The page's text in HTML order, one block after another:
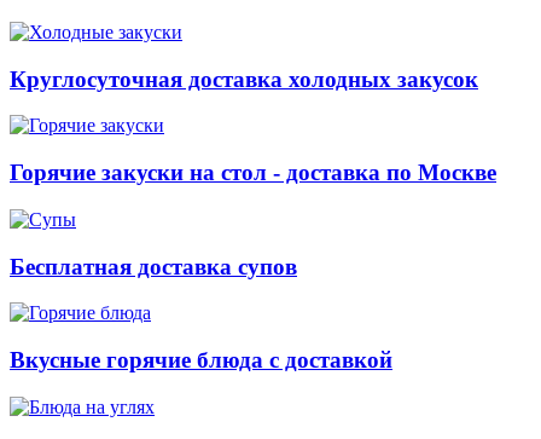
Круглосуточная доставка холодных закусок
Горячие закуски на стол - доставка по Москве
Бесплатная доставка супов
Вкусные горячие блюда с доставкой